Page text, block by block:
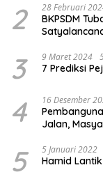
2 28 Februari
BKPSDM
3 9 Maret 2024
7 Prediksi
4 16 Desember
Jalan,
5 5 Januari 2022
Hamid